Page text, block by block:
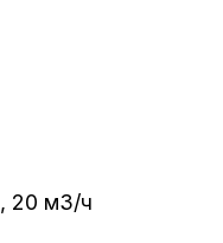
20 м3/ч